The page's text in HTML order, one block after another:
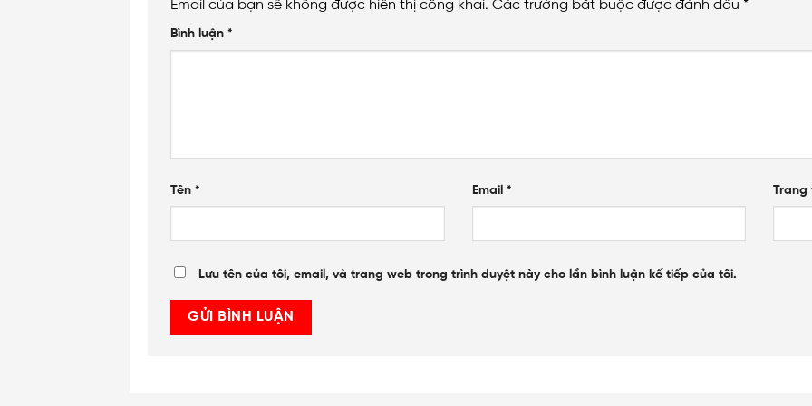
Email của bạn sẽ không được hiển thị công khai. Các trường bắt buộc được đánh dấu *
Bình luận *
Tên * Email * Trang
Lưu tên của tôi, email, và trang web trong trình duyệt này cho lần bình luận kế tiếp của tôi.